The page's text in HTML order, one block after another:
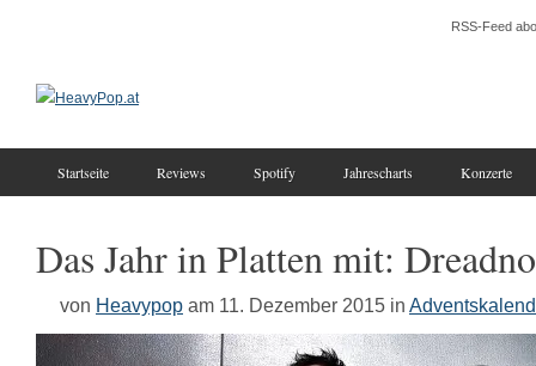
RSS-Feed
Startseite Reviews Spotify Jahrescharts Konzerte
Das Jahr in Platten mit:
von Heavypop am 11. Dezember 2015 in